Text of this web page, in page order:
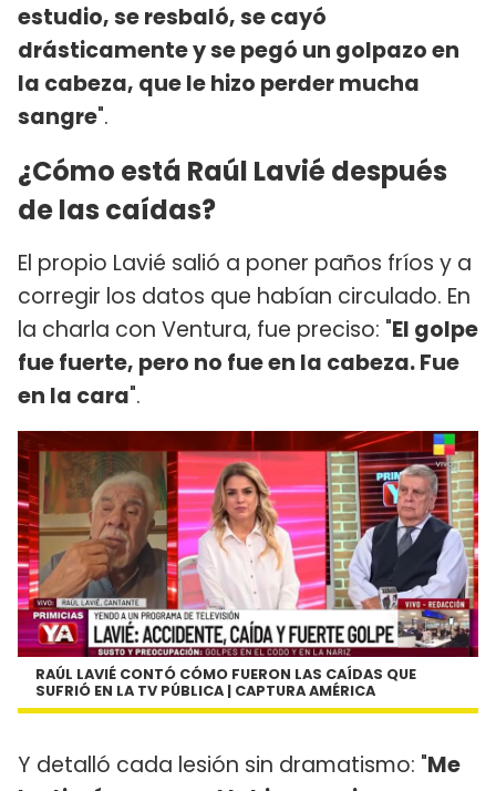
estudio, se resbaló, se cayó
drásticamente y se pegó un golpazo en
la cabeza, que le hizo perder mucha
sangre".
¿Cómo está Raúl Lavié después
de las caídas?
El propio Lavié salió a poner paños fríos y a
corregir los datos que habían circulado. En
la charla con Ventura, fue preciso: "El golpe
fue fuerte, pero no fue en la cabeza. Fue
en la cara".
RAÚL LAVIÉ CONTÓ CÓMO FUERON LAS CAÍDAS QUE
SUFRIÓ EN LA TV PÚBLICA | CAPTURA AMÉRICA
Y detalló cada lesión sin dramatismo: "Me